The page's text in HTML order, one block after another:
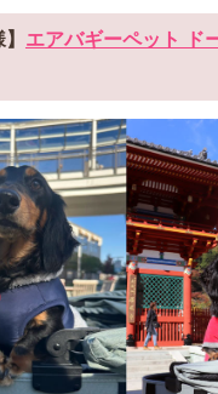
エアバギーペット ド